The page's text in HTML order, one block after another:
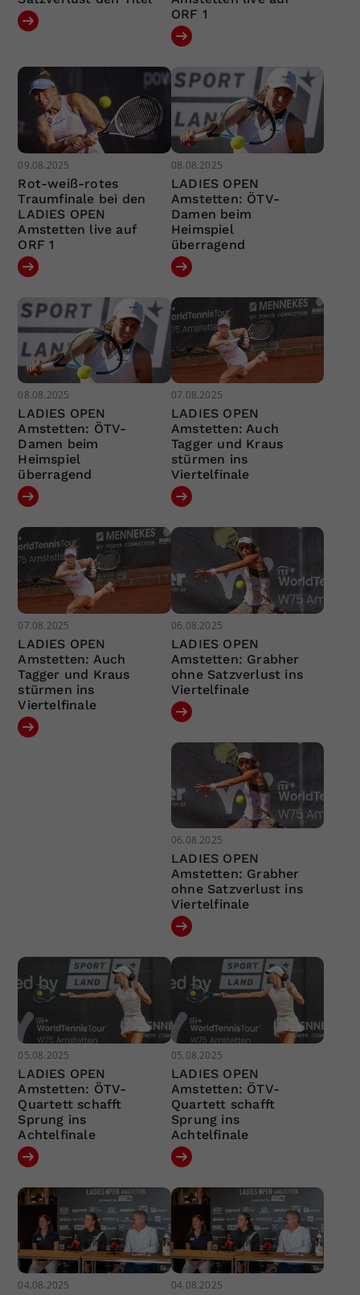
ORF 1
09.08.2025
Rot-weiß-rotes
Traumfinale bei den
LADIES OPEN
Amstetten live auf
ORF 1
08.08.2025
LADIES OPEN
Amstetten: ÖTV-
Damen beim
Heimspiel
überragend
08.08.2025
LADIES OPEN
Amstetten: ÖTV-
Damen beim
Heimspiel
überragend
07.08.2025
LADIES OPEN
Amstetten: Auch
Tagger und Kraus
stürmen ins
Viertelfinale
07.08.2025
LADIES OPEN
Amstetten: Auch
Tagger und Kraus
stürmen ins
Viertelfinale
06.08.2025
LADIES OPEN
Amstetten: Grabher
ohne Satzverlust ins
Viertelfinale
06.08.2025
LADIES OPEN
Amstetten: Grabher
ohne Satzverlust ins
Viertelfinale
05.08.2025
LADIES OPEN
Amstetten: ÖTV-
Quartett schafft
Sprung ins
Achtelfinale
05.08.2025
LADIES OPEN
Amstetten: ÖTV-
Quartett schafft
Sprung ins
Achtelfinale
04.08.2025 04.08.2025